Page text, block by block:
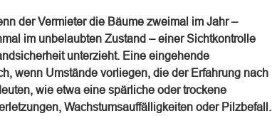
der Vermieter die Bäume zweimal im Jahr –
im unbelaubten Zustand – einer Sichtkontrolle
unterzieht. Eine eingehende
wenn Umstände vorliegen, die der Erfahrung nach
wie etwa eine spärliche oder trockene
Wachstumsauffälligkeiten oder Pilzbefall.